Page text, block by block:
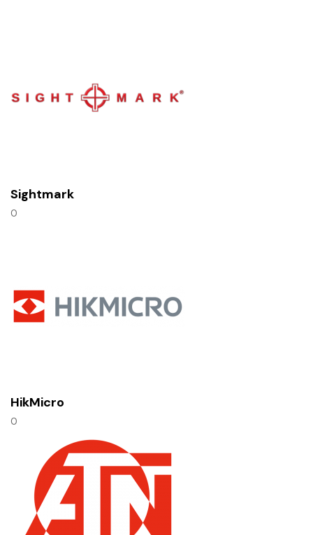
Sightmark
0
HikMicro
0